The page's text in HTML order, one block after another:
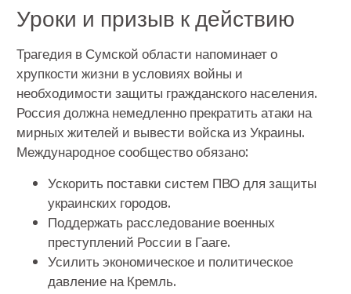
Уроки и призыв к действию
Трагедия в Сумской области напоминает о
хрупкости жизни в условиях войны и
необходимости защиты гражданского населения.
Россия должна немедленно прекратить атаки на
мирных жителей и вывести войска из Украины.
Международное сообщество обязано:
Ускорить поставки систем ПВО для защиты
украинских городов.
Поддержать расследование военных
преступлений России в Гааге.
Усилить экономическое и политическое
давление на Кремль.